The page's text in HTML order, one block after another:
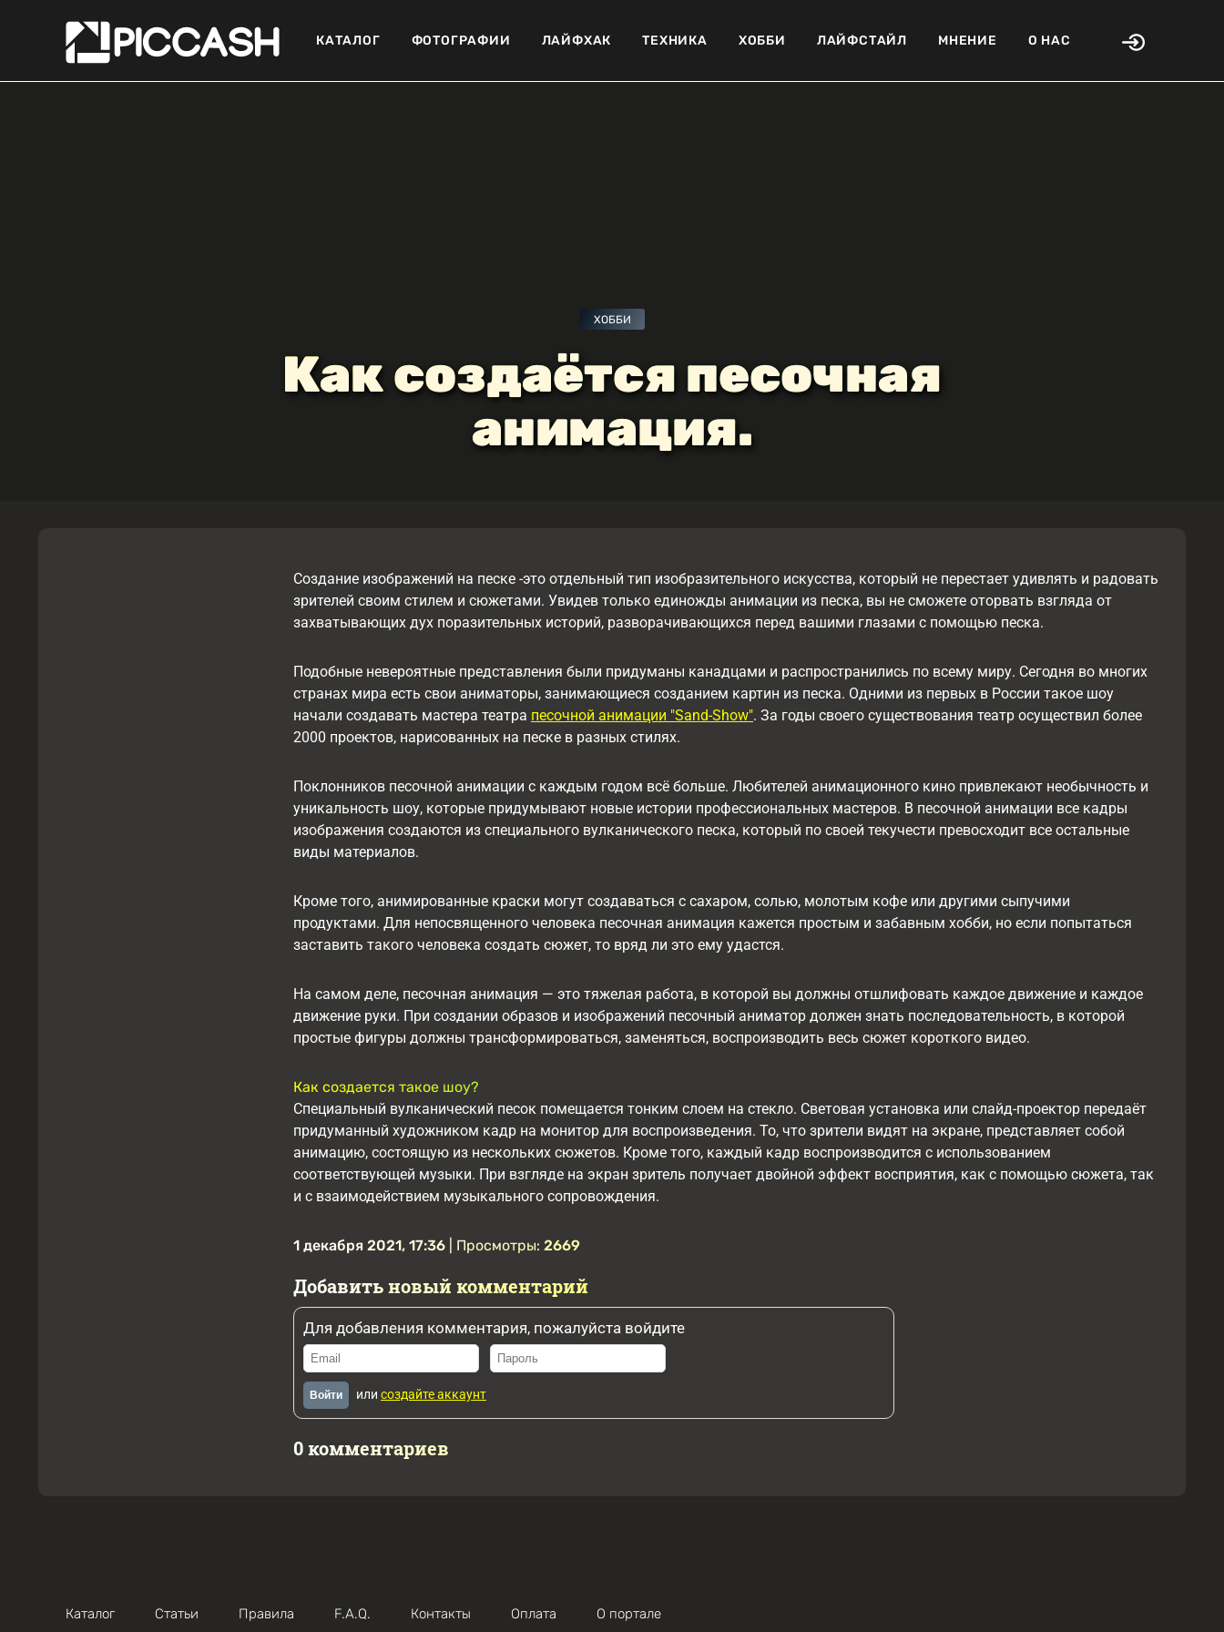
КАТАЛОГ ФОТОГРАФИИ ЛАЙФХАК ТЕХНИКА ХОББИ ЛАЙФСТАЙЛ МНЕНИЕ О НАС
ХОББИ
Как создаётся песочная
анимация.
Создание изображений на песке -это отдельный тип изобразительного искусства, который не перестает удивлять и радовать
зрителей своим стилем и сюжетами. Увидев только единожды анимации из песка, вы не сможете оторвать взгляда от
захватывающих дух поразительных историй, разворачивающихся перед вашими глазами с помощью песка.
Подобные невероятные представления были придуманы канадцами и распространились по всему миру. Сегодня во многих
странах мира есть свои аниматоры, занимающиеся созданием картин из песка. Одними из первых в России такое шоу
начали создавать мастера театра песочной анимации "Sand-Show". За годы своего существования театр осуществил более
2000 проектов, нарисованных на песке в разных стилях.
Поклонников песочной анимации с каждым годом всё больше. Любителей анимационного кино привлекают необычность и
уникальность шоу, которые придумывают новые истории профессиональных мастеров. В песочной анимации все кадры
изображения создаются из специального вулканического песка, который по своей текучести превосходит все остальные
виды материалов.
Кроме того, анимированные краски могут создаваться с сахаром, солью, молотым кофе или другими сыпучими
продуктами. Для непосвященного человека песочная анимация кажется простым и забавным хобби, но если попытаться
заставить такого человека создать сюжет, то вряд ли это ему удастся.
На самом деле, песочная анимация — это тяжелая работа, в которой вы должны отшлифовать каждое движение и каждое
движение руки. При создании образов и изображений песочный аниматор должен знать последовательность, в которой
простые фигуры должны трансформироваться, заменяться, воспроизводить весь сюжет короткого видео.
Как создается такое шоу?
Специальный вулканический песок помещается тонким слоем на стекло. Световая установка или слайд-проектор передаёт
придуманный художником кадр на монитор для воспроизведения. То, что зрители видят на экране, представляет собой
анимацию, состоящую из нескольких сюжетов. Кроме того, каждый кадр воспроизводится с использованием
соответствующей музыки. При взгляде на экран зритель получает двойной эффект восприятия, как с помощью сюжета, так
и с взаимодействием музыкального сопровождения.
1 декабря 2021, 17:36 | Просмотры: 2669
Добавить новый комментарий
Для добавления комментария, пожалуйста войдите
Войти или создайте аккаунт
0 комментариев
Каталог Статьи Правила F.A.Q. Контакты Оплата О портале